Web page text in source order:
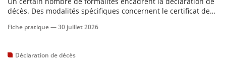
décès. Des modalités spécifiques concernent le certificat de
Fiche pratique —30 juillet 2026
Déclaration de décès